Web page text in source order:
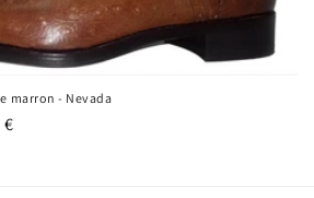
marron - Nevada